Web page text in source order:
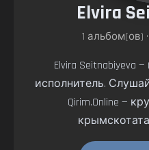
Elvira
1 альбом(ов)
Elvira
исполнитель.
Qirim.Online —